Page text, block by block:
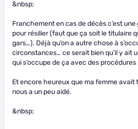
&nbsp;
Franchement en cas de décès c’est
pour résilier (faut que ça soit le titulaire
gars…). Déjà qu’on a autre chose à
circonstances… ce serait bien qu’il y ait
qui s’occupe de ça avec des
Et encore heureux que ma femme avait
nous a un peu aidé.
&nbsp;